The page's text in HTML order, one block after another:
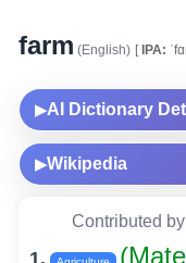
farm (English) [IPA:
▶AI Dictionary
▶Wikipedia
Contributed